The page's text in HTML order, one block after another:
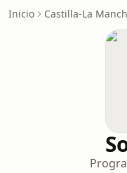
Inicio Castilla-La